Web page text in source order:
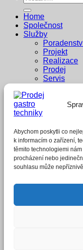
Abychom poskytli co
k informacím o zařízení,
těmito technologiemi
procházení nebo
souhlasu může
Home
Společnost
Služby
Projekt
Realizace
Prodej
Servis
Reference
Penzion
Whisky Bar
E-shop
Přihlášení
Heslo*Povinné